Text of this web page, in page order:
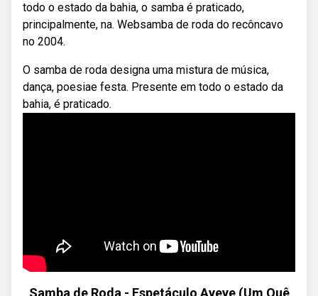
todo o estado da bahia, o samba é praticado,
principalmente, na. Websamba de roda do recôncavo
no 2004.
O samba de roda designa uma mistura de música,
dança, poesiae festa. Presente em todo o estado da
bahia, é praticado.
Samba de Roda - Espetáculo Ayeye (Um Quê